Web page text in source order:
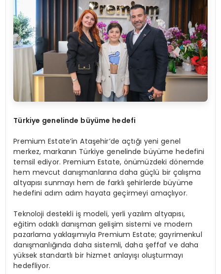
Türkiye genelinde büyüme hedefi
Premium Estate’in Ataşehir’de açtığı yeni genel
merkez, markanın Türkiye genelinde büyüme hedefini
temsil ediyor. Premium Estate, önümüzdeki dönemde
hem mevcut danışmanlarına daha güçlü bir çalışma
altyapısı sunmayı hem de farklı şehirlerde büyüme
hedefini adım adım hayata geçirmeyi amaçlıyor.
Teknoloji destekli iş modeli, yerli yazılım altyapısı,
eğitim odaklı danışman gelişim sistemi ve modern
pazarlama yaklaşımıyla Premium Estate; gayrimenkul
danışmanlığında daha sistemli, daha şeffaf ve daha
yüksek standartlı bir hizmet anlayışı oluşturmayı
hedefliyor.